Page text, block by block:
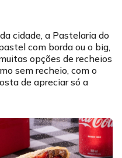
cidade, a Pastelaria do
com borda ou o big,
opções de recheios
sem recheio, com o
de apreciar só a